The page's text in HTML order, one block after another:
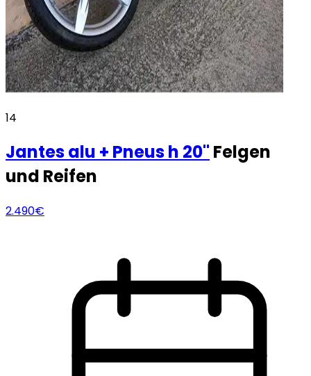
14
Jantes alu + Pneus h 20" Felgen
und Reifen
2.490€